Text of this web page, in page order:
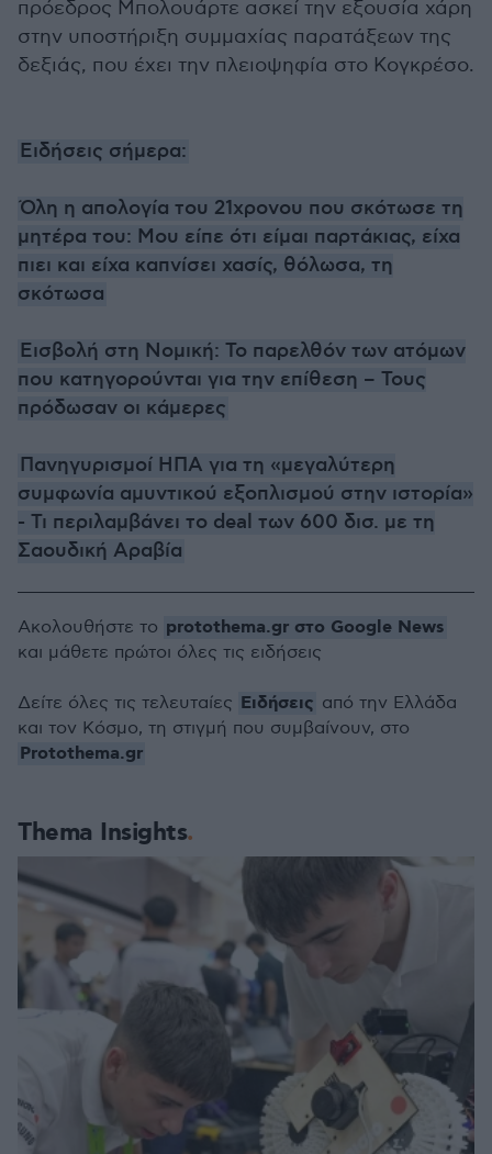
πρόεδρος Μπολουάρτε ασκεί την εξουσία χάρη
στην υποστήριξη συμμαχίας παρατάξεων της
δεξιάς, που έχει την πλειοψηφία στο Κογκρέσο.
Ειδήσεις σήμερα:
Όλη η απολογία του 21χρονου που σκότωσε τη
μητέρα του: Μου είπε ότι είμαι παρτάκιας, είχα
πιει και είχα καπνίσει χασίς, θόλωσα, τη
σκότωσα
Εισβολή στη Νομική: Το παρελθόν των ατόμων
που κατηγορούνται για την επίθεση – Τους
πρόδωσαν οι κάμερες
Πανηγυρισμοί ΗΠΑ για τη «μεγαλύτερη
συμφωνία αμυντικού εξοπλισμού στην ιστορία»
- Τι περιλαμβάνει το deal των 600 δισ. με τη
Σαουδική Αραβία
Thema Insights
Ακολουθήστε το protothema.gr στο Google News
και μάθετε πρώτοι όλες τις ειδήσεις
Δείτε όλες τις τελευταίες Ειδήσεις από την Ελλάδα
και τον Κόσμο, τη στιγμή που συμβαίνουν, στο
Protothema.gr